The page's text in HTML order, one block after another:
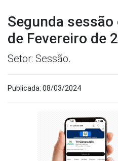
Segunda
de Fevereiro de
Setor: Sessão.
Publicada: 08/03/2024